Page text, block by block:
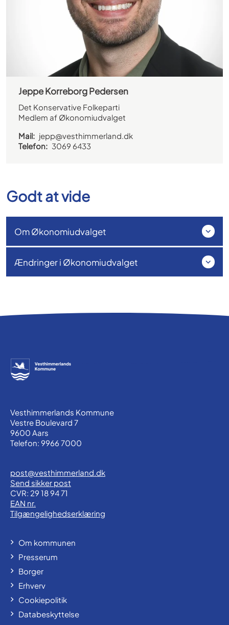
Jeppe Korreborg Pedersen
Det Konservative Folkeparti
Medlem af Økonomiudvalget
Mail: jepp@vesthimmerland.dk
Telefon: 3069 6433
Godt at vide
Om Økonomiudvalget
Ændringer i Økonomiudvalget
Vesthimmerlands Kommune
Vestre Boulevard 7
9600 Aars
Telefon: 9966 7000
post@vesthimmerland.dk
Send sikker post
CVR: 29 18 94 71
EAN nr.
Tilgængelighedserklæring
Om kommunen
Presserum
Borger
Erhverv
Cookiepolitik
Databeskyttelse